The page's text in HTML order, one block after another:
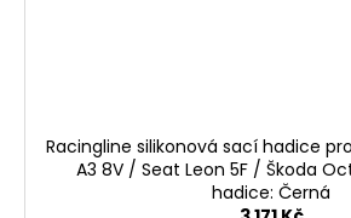
Racingline silikonová sací hadice
A3 8V / Seat Leon 5F / Škoda
hadice: Černá